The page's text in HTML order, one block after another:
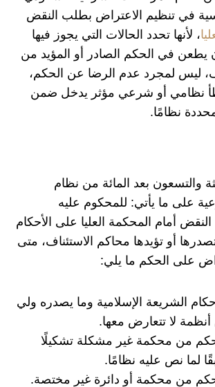
في تنظيم الاعتراض بطلب النقض
، لأنها تحدد الحالات التي يجوز فيها
يطعن في الحكم الصادر أو المؤيد من
ليس لمجرد عدم الرضا عن الحكم،
نظامي أو شرعي مؤثر يدخل ضمن
نظامًا.
والتسعون بعد المائة من نظام
على ما يأتي: للمحكوم عليه
أمام المحكمة العليا على الأحكام
أو تؤيدها محاكم الاستئناف، متى
على الحكم ما يلي:
الشريعة الإسلامية وما يصدره ولي
أنظمة لا تتعارض معها.
من محكمة غير مشكلة تشكيلًا
لما نص عليه نظامًا.
من محكمة أو دائرة غير مختصة.